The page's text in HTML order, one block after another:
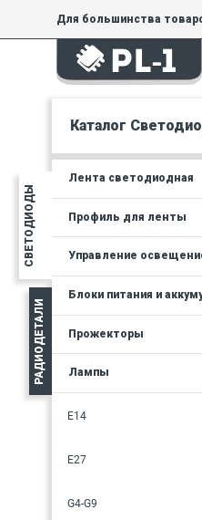
Для большинства
товара.
На товары, купленные
СВЕТОДИОДЫ
РАДИОДЕТАЛИ
Каталог
Лента светодиодная
Профиль для ленты
Управление
Блоки питания и
Прожекторы
Лампы
E14
E27
G4-G9